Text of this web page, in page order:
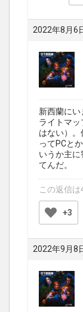
2022年8月6
新西蘭に
ライトマ
はない）
ってPCと
いうか主
てんだ。
この返信は
+3
2022年9月8